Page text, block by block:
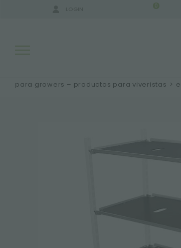
0
MÁS RESULTADOS PARA USTED:
para growers – productos para viveristas >